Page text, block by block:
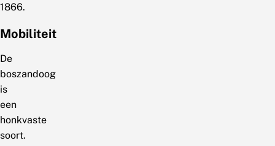
1866.
Mobiliteit
De
boszandoog
is
een
honkvaste
soort.